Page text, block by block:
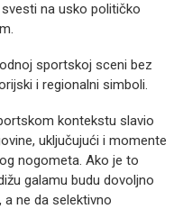
na usko političko
sportskoj sceni bez
i regionalni simboli.
kontekstu slavio
uključujući i momente
nogometa. Ako je to
galamu budu dovoljno
a ne da selektivno